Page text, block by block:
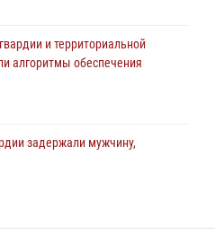
МЧС Россиии территориальной
алгоритмы обеспечения
задержали мужчину,